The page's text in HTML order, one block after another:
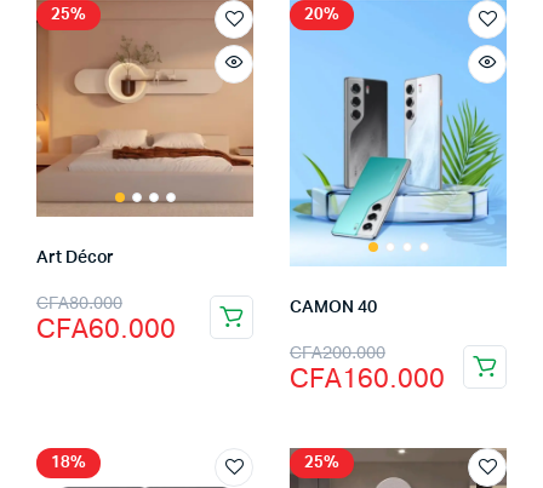
25%
Art Décor
CFA80.000
CFA60.000
20%
CAMON 40
CFA200.000
CFA160.000
18% 25%